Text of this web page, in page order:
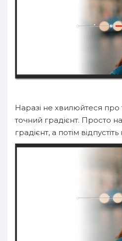
Наразі не хвилюйтеся
точний градієнт. Просто
градієнт, а потім